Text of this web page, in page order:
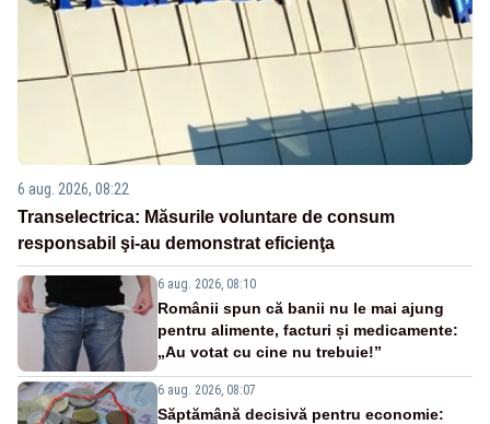
6 aug. 2026, 08:22
Transelectrica: Măsurile voluntare de consum
responsabil şi-au demonstrat eficienţa
6 aug. 2026, 08:10
Românii spun că banii nu le mai ajung
pentru alimente, facturi și medicamente:
„Au votat cu cine nu trebuie!”
6 aug. 2026, 08:07
Săptămână decisivă pentru economie: